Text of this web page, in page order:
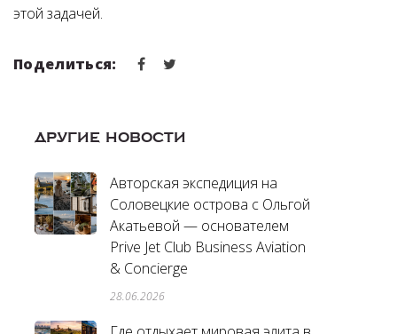
этой задачей.
Поделиться:
ДРУГИЕ НОВОСТИ
Авторская экспедиция на
Соловецкие острова с Ольгой
Акатьевой — основателем
Prive Jet Club Business Aviation
& Concierge
28.06.2026